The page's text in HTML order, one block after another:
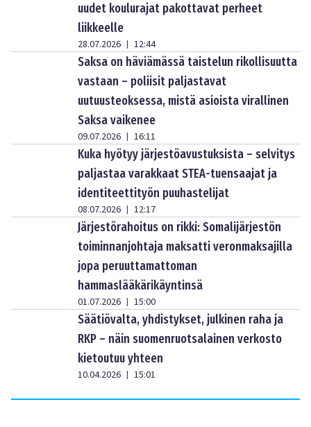
uudet koulurajat pakottavat perheet
liikkeelle
28.07.2026 | 12:44
Saksa on häviämässä taistelun rikollisuutta
vastaan – poliisit paljastavat
uutuusteoksessa, mistä asioista virallinen
Saksa vaikenee
09.07.2026 | 16:11
Kuka hyötyy järjestöavustuksista – selvitys
paljastaa varakkaat STEA-tuensaajat ja
identiteettityön puuhastelijat
08.07.2026 | 12:17
Järjestörahoitus on rikki: Somalijärjestön
toiminnanjohtaja maksatti veronmaksajilla
jopa peruuttamattoman
hammaslääkärikäyntinsä
01.07.2026 | 15:00
Säätiövalta, yhdistykset, julkinen raha ja
RKP – näin suomenruotsalainen verkosto
kietoutuu yhteen
10.04.2026 | 15:01